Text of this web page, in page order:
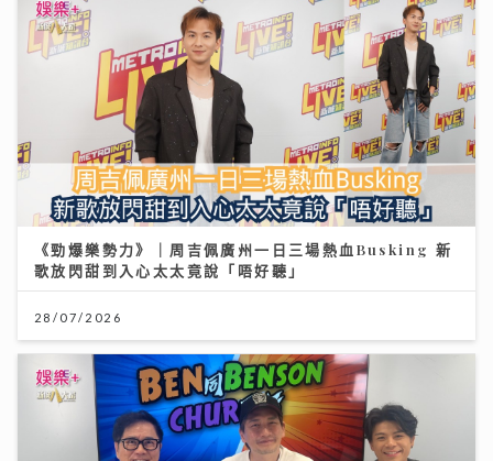
《勁爆樂勢力》｜周吉佩廣州一日三場熱血Busking 新
歌放閃甜到入心太太竟說「唔好聽」
28/07/2026